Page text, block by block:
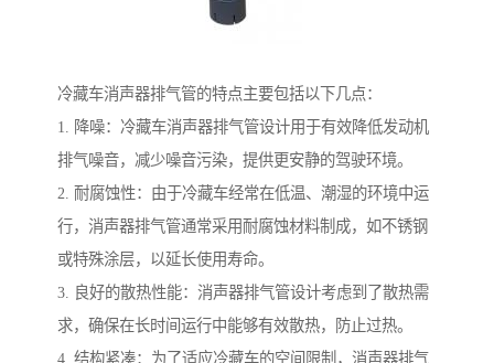
冷藏车消声器排气管的特点主要包括以下几点：
1. 降噪：冷藏车消声器排气管设计用于有效降低发动机
排气噪音，减少噪音污染，提供更安静的驾驶环境。
2. 耐腐蚀性：由于冷藏车经常在低温、潮湿的环境中运
行，消声器排气管通常采用耐腐蚀材料制成，如不锈钢
或特殊涂层，以延长使用寿命。
3. 良好的散热性能：消声器排气管设计考虑到了散热需
求，确保在长时间运行中能够有效散热，防止过热。
4. 结构紧凑：为了适应冷藏车的空间限制，消声器排气